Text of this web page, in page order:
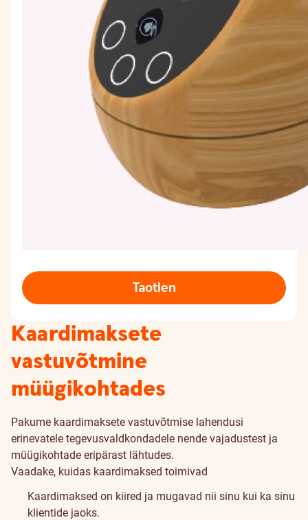
Taotlen
Kaardimaksete
vastuvõtmine
müügikohtades
Pakume kaardimaksete vastuvõtmise lahendusi
erinevatele tegevusvaldkondadele nende vajadustest ja
müügikohtade eripärast lähtudes.
Vaadake, kuidas kaardimaksed toimivad
Kaardimaksed on kiired ja mugavad nii sinu kui ka sinu
klientide jaoks.